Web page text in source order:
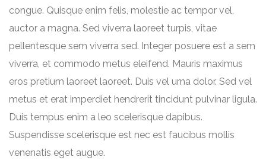
congue. Quisque enim felis, molestie ac tempor vel,
auctor a magna. Sed viverra laoreet turpis, vitae
pellentesque sem viverra sed. Integer posuere est a sem
viverra, et commodo metus eleifend. Mauris maximus
eros pretium laoreet laoreet. Duis vel urna dolor. Sed vel
metus et erat imperdiet hendrerit tincidunt pulvinar ligula.
Duis tempus enim a leo scelerisque dapibus.
Suspendisse scelerisque est nec est faucibus mollis
venenatis eget augue.